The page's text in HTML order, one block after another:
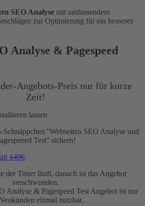
SEO Analyse mit umfassendem
zur Optimierung für ein besseres
Analyse & Pagespeed
Angebots-Preis nur für kurze
Zeit!
Schnäppchen ''Webseiten SEO Analyse und
Test'' sichern!
149€
der Timer läuft, danach ist das Angebot
verschwunden.
Analyse & Pagespeed Test Angebot ist nur
einmal nutzbar.